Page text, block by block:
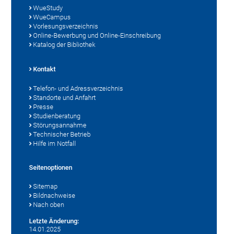
WueStudy
WueCampus
Vorlesungsverzeichnis
Online-Bewerbung und Online-Einschreibung
Katalog der Bibliothek
Kontakt
Telefon- und Adressverzeichnis
Standorte und Anfahrt
Presse
Studienberatung
Störungsannahme
Technischer Betrieb
Hilfe im Notfall
Seitenoptionen
Sitemap
Bildnachweise
Nach oben
Letzte Änderung:
14.01.2025